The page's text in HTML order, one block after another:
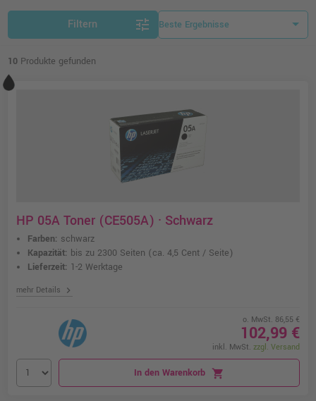
Druckkosten pro Seite spürbar senkt. Für Preisbewusste gibt
es zudem passende Alternativtoner von Ampertec mit
attraktiven Zusatzvorteilen.
Filtern tune
10 Produkte gefunden
HP 05A Toner (CE505A) · Schwarz
Farben: schwarz
Kapazität: bis zu 2300 Seiten (ca. 4,5 Cent / Seite)
Lieferzeit: 1-2 Werktage
mehr Details chevron_right
o. MwSt. 86,55 €
102,99 €
inkl. MwSt. zzgl. Versand
In den Warenkorb shopping_cart